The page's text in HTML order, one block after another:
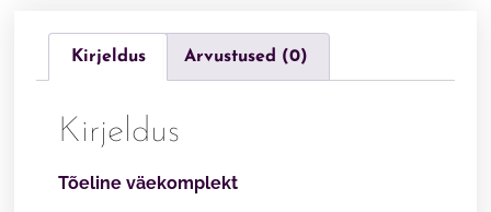
Kirjeldus Arvustused (0)
Kirjeldus
Tõeline väekomplekt